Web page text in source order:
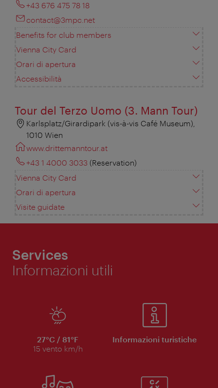
+43 676 475 78 18
contact@3mpc.net
Benefits for club members
Vienna City Card
Orari di apertura
Accessibilità
Tour del Terzo Uomo (3. Mann Tour)
Karlsplatz/Girardipark (vis-à-vis Café Museum),
1010 Wien
www.drittemanntour.at
+43 1 4000 3033 (Reservation)
Vienna City Card
Orari di apertura
Visite guidate
Services
Informazioni utili
27°C / 81°F
15 vento km/h
Informazioni turistiche